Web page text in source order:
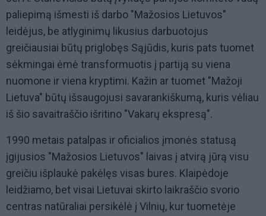
paliepimą išmesti iš darbo "Mažosios Lietuvos"
leidėjus, be atlyginimų likusius darbuotojus
greičiausiai būtų priglobęs Sąjūdis, kuris pats tuomet
sėkmingai ėmė transformuotis į partiją su viena
nuomone ir viena kryptimi. Kažin ar tuomet "Mažoji
Lietuva" būtų išsaugojusi savarankiškumą, kuris vėliau
iš šio savaitraščio išritino "Vakarų ekspresą".
1990 metais patalpas ir oficialios įmonės statusą
įgijusios "Mažosios Lietuvos" laivas į atvirą jūrą visu
greičiu išplaukė pakėlęs visas bures. Klaipėdoje
leidžiamo, bet visai Lietuvai skirto laikraščio svorio
centras natūraliai persikėlė į Vilnių, kur tuometėje